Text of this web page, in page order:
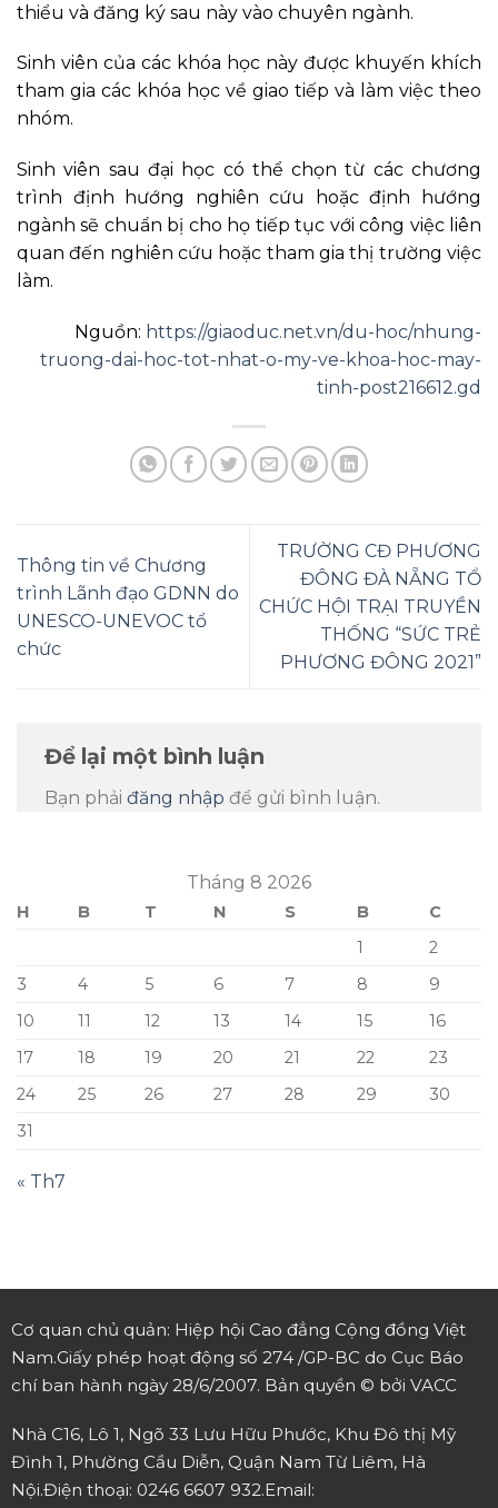
thiểu và đăng ký sau này vào chuyên ngành.
Sinh viên của các khóa học này được khuyến khích
tham gia các khóa học về giao tiếp và làm việc theo
nhóm.
Sinh viên sau đại học có thể chọn từ các chương
trình định hướng nghiên cứu hoặc định hướng
ngành sẽ chuẩn bị cho họ tiếp tục với công việc liên
quan đến nghiên cứu hoặc tham gia thị trường việc
làm.
Nguồn: https://giaoduc.net.vn/du-hoc/nhung-
truong-dai-hoc-tot-nhat-o-my-ve-khoa-hoc-may-
tinh-post216612.gd
Thông tin về Chương
trình Lãnh đạo GDNN do
UNESCO-UNEVOC tổ
chức
TRƯỜNG CĐ PHƯƠNG
ĐÔNG ĐÀ NẴNG TỔ
CHỨC HỘI TRẠI TRUYỀN
THỐNG “SỨC TRẺ
PHƯƠNG ĐÔNG 2021”
Để lại một bình luận
Bạn phải đăng nhập để gửi bình luận.
Tháng 8 2026
H B T N S B
C
1
2
3
4 5 6 7 8
9
10
11 12 13 14 15
16
17
18 19 20 21 22
23
24
25 26 27 28 29
30
31
« Th7
Cơ quan chủ quản: Hiệp hội Cao đẳng Cộng đồng Việt
Nam.Giấy phép hoạt động số 274 /GP-BC do Cục Báo
chí ban hành ngày 28/6/2007. Bản quyền © bởi VACC
Nhà C16, Lô 1, Ngõ 33 Lưu Hữu Phước, Khu Đô thị Mỹ
Đình 1, Phường Cầu Diễn, Quận Nam Từ Liêm, Hà
Nội.Điện thoại: 0246 6607 932.Email: